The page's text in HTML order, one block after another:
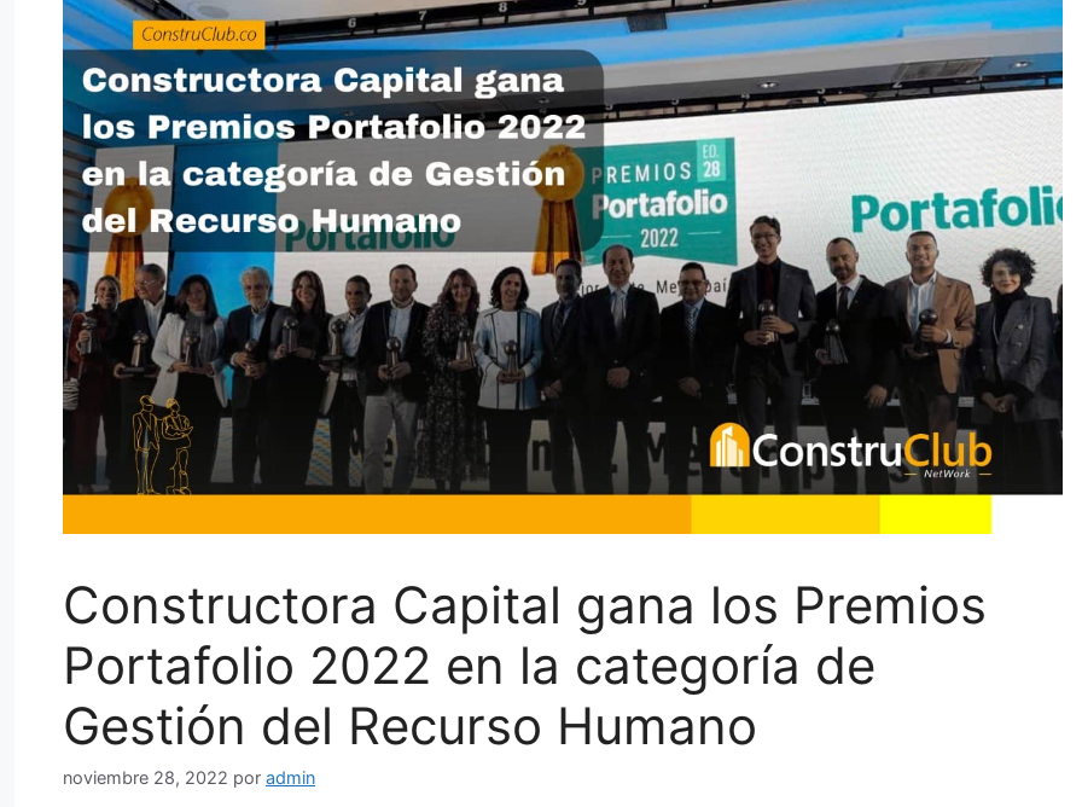
Constructora Capital gana los Premios
Portafolio 2022 en la categoría de
Gestión del Recurso Humano
noviembre 28, 2022 por admin